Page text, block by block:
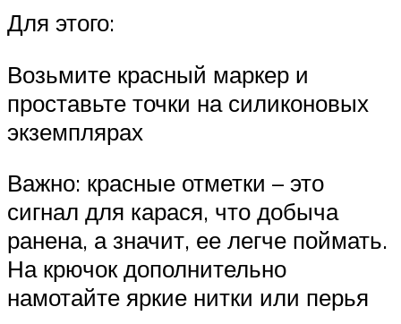
Для этого:
Возьмите красный маркер и
проставьте точки на силиконовых
экземплярах
Важно: красные отметки – это
сигнал для карася, что добыча
ранена, а значит, ее легче поймать.
На крючок дополнительно
намотайте яркие нитки или перья